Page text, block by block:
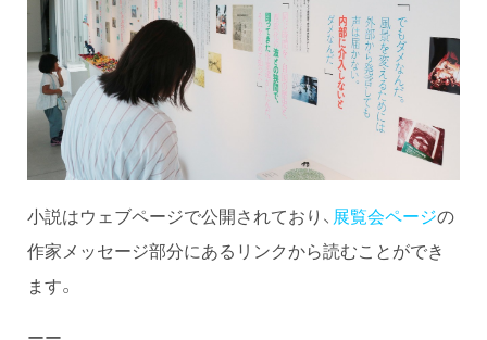
小説はウェブページで公開されており、 展覧会ページの
作家メッセージ部分にあるリンクから読むことができ
ます。